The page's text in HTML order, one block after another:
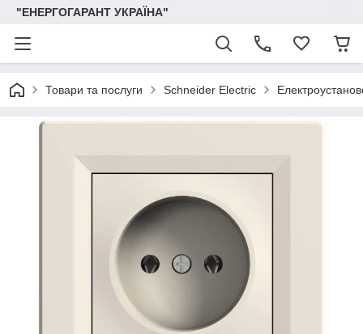
"ЕНЕРГОГАРАНТ УКРАЇНА"
Товари та послуги Schneider Electric